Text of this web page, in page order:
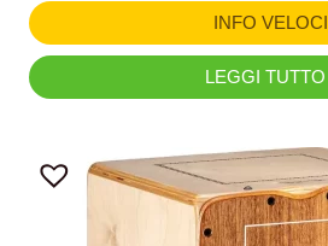
INFO VELOCI
LEGGI TUTTO